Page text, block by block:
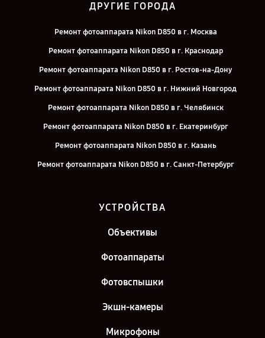
ДРУГИЕ ГОРОДА
Ремонт фотоаппарата Nikon D850 в г. Москва
Ремонт фотоаппарата Nikon D850 в г. Краснодар
Ремонт фотоаппарата Nikon D850 в г. Ростов-на-Дону
Ремонт фотоаппарата Nikon D850 в г. Нижний Новгород
Ремонт фотоаппарата Nikon D850 в г. Челябинск
Ремонт фотоаппарата Nikon D850 в г. Екатеринбург
Ремонт фотоаппарата Nikon D850 в г. Казань
Ремонт фотоаппарата Nikon D850 в г. Санкт-Петербург
УСТРОЙСТВА
Объективы
Фотоаппараты
Фотовспышки
Экшн-камеры
Микрофоны